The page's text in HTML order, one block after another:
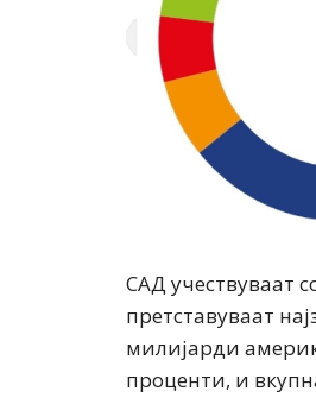
САД учествуваат
претставуваат
милијарди
проценти, и